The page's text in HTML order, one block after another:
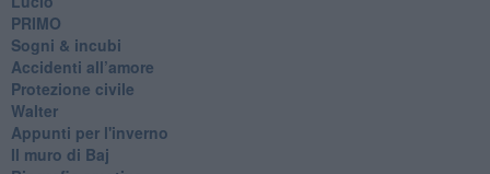
PRIMO
Sogni & incubi
Accidenti all’amore
Protezione civile
Walter
Appunti per l'inverno
Il muro di Baj